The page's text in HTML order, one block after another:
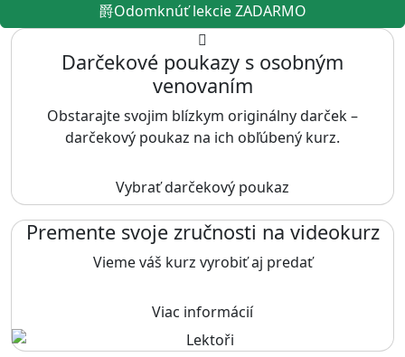
Odomknúť lekcie ZADARMO
Darčekové poukazy s osobným
venovaním
Obstarajte svojim blízkym originálny darček –
darčekový poukaz na ich obľúbený kurz.
Vybrať darčekový poukaz
Premente svoje zručnosti na videokurz
Vieme váš kurz vyrobiť aj predať
Viac informácií